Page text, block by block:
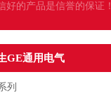
好的产品是信誉的保证！
GE通用电气
列